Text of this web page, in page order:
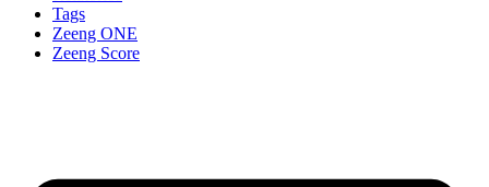
Tags
Zeeng ONE
Zeeng Score